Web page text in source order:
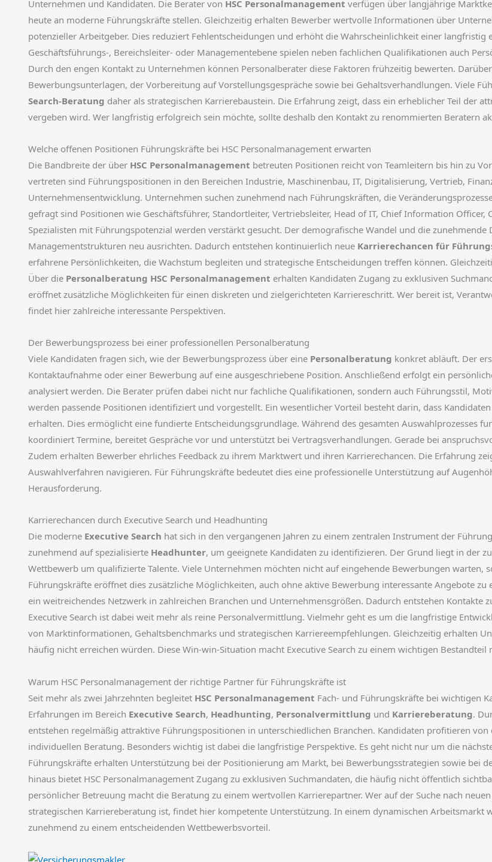
Unternehmen und Kandidaten. Die Berater von HSC Personalmanagement verfügen über langjährige
heute an moderne Führungskräfte stellen. Gleichzeitig erhalten Bewerber wertvolle Informationen über
potenzieller Arbeitgeber. Dies reduziert Fehlentscheidungen und erhöht die Wahrscheinlichkeit einer
Geschäftsführungs-, Bereichsleiter- oder Managementebene spielen neben fachlichen Qualifikationen auch
Durch den engen Kontakt zu Unternehmen können Personalberater diese Faktoren frühzeitig bewerten.
Bewerbungsunterlagen, der Vorbereitung auf Vorstellungsgespräche sowie bei Gehaltsverhandlungen. Viele
Search-Beratung daher als strategischen Karrierebaustein. Die Erfahrung zeigt, dass ein erheblicher Teil der
vergeben wird. Wer langfristig erfolgreich sein möchte, sollte deshalb den Kontakt zu renommierten Beratern
Welche offenen Positionen Führungskräfte bei HSC Personalmanagement erwarten
Die Bandbreite der über HSC Personalmanagement betreuten Positionen reicht von Teamleitern bis hin zu
vertreten sind Führungspositionen in den Bereichen Industrie, Maschinenbau, IT, Digitalisierung, Vertrieb,
Unternehmensentwicklung. Unternehmen suchen zunehmend nach Führungskräften, die
gefragt sind Positionen wie Geschäftsführer, Standortleiter, Vertriebsleiter, Head of IT, Chief Information
Spezialisten mit Führungspotenzial werden verstärkt gesucht. Der demografische Wandel und die
Managementstrukturen neu ausrichten. Dadurch entstehen kontinuierlich neue Karrierechancen für
erfahrene Persönlichkeiten, die Wachstum begleiten und strategische Entscheidungen treffen können.
Über die Personalberatung HSC Personalmanagement erhalten Kandidaten Zugang zu exklusiven
eröffnet zusätzliche Möglichkeiten für einen diskreten und zielgerichteten Karriereschritt. Wer bereit ist,
findet hier zahlreiche interessante Perspektiven.
Der Bewerbungsprozess bei einer professionellen Personalberatung
Viele Kandidaten fragen sich, wie der Bewerbungsprozess über eine Personalberatung konkret abläuft. Der
Kontaktaufnahme oder einer Bewerbung auf eine ausgeschriebene Position. Anschließend erfolgt ein
analysiert werden. Die Berater prüfen dabei nicht nur fachliche Qualifikationen, sondern auch Führungsstil,
werden passende Positionen identifiziert und vorgestellt. Ein wesentlicher Vorteil besteht darin, dass
erhalten. Dies ermöglicht eine fundierte Entscheidungsgrundlage. Während des gesamten Auswahlprozesses
koordiniert Termine, bereitet Gespräche vor und unterstützt bei Vertragsverhandlungen. Gerade bei
Zudem erhalten Bewerber ehrliches Feedback zu ihrem Marktwert und ihren Karrierechancen. Die Erfahrung
Auswahlverfahren navigieren. Für Führungskräfte bedeutet dies eine professionelle Unterstützung auf
Herausforderung.
Karrierechancen durch Executive Search und Headhunting
Die moderne Executive Search hat sich in den vergangenen Jahren zu einem zentralen Instrument der
zunehmend auf spezialisierte Headhunter, um geeignete Kandidaten zu identifizieren. Der Grund liegt in der
Wettbewerb um qualifizierte Talente. Viele Unternehmen möchten nicht auf eingehende Bewerbungen warten,
Führungskräfte eröffnet dies zusätzliche Möglichkeiten, auch ohne aktive Bewerbung interessante Angebote zu
ein weitreichendes Netzwerk in zahlreichen Branchen und Unternehmensgrößen. Dadurch entstehen
Executive Search ist dabei weit mehr als reine Personalvermittlung. Vielmehr geht es um die langfristige
von Marktinformationen, Gehaltsbenchmarks und strategischen Karriereempfehlungen. Gleichzeitig erhalten
häufig nicht erreichen würden. Diese Win-win-Situation macht Executive Search zu einem wichtigen
Warum HSC Personalmanagement der richtige Partner für Führungskräfte ist
Seit mehr als zwei Jahrzehnten begleitet HSC Personalmanagement Fach- und Führungskräfte bei wichtigen
Erfahrungen im Bereich Executive Search, Headhunting, Personalvermittlung und Karriereberatung.
entstehen regelmäßig attraktive Führungspositionen in unterschiedlichen Branchen. Kandidaten profitieren
individuellen Beratung. Besonders wichtig ist dabei die langfristige Perspektive. Es geht nicht nur um die
Führungskräfte erhalten Unterstützung bei der Positionierung am Markt, bei Bewerbungsstrategien sowie bei
hinaus bietet HSC Personalmanagement Zugang zu exklusiven Suchmandaten, die häufig nicht öffentlich
persönlicher Betreuung macht die Beratung zu einem wertvollen Karrierepartner. Wer auf der Suche nach neuen
strategischen Karriereberatung ist, findet hier kompetente Unterstützung. In einem dynamischen
zunehmend zu einem entscheidenden Wettbewerbsvorteil.